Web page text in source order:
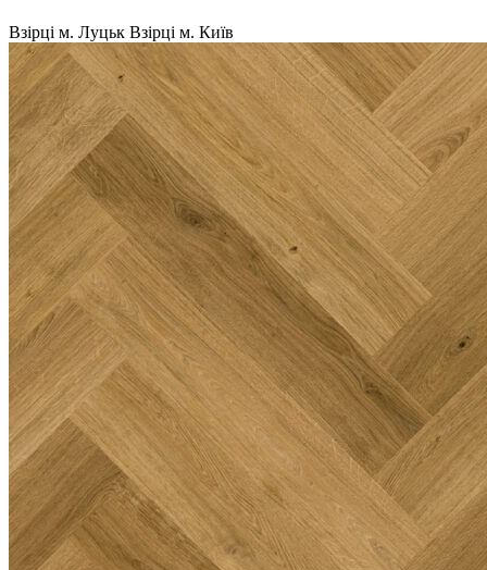
Взірці м. Луцьк Взірці м. Київ